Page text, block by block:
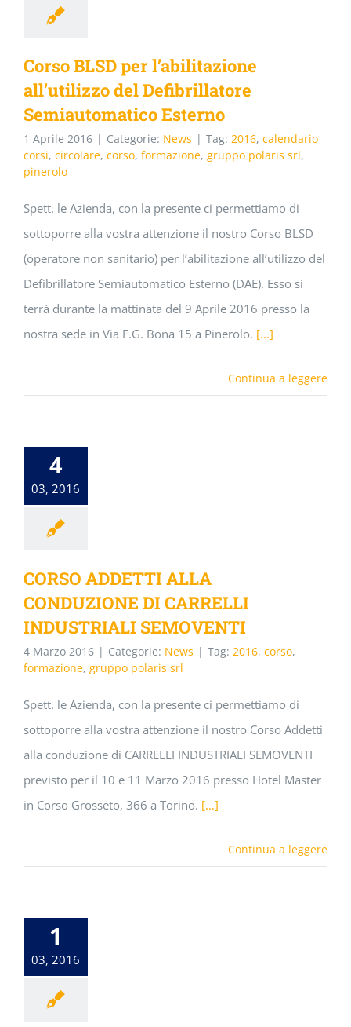
Corso BLSD per l’abilitazione
all’utilizzo del Defibrillatore
Semiautomatico Esterno
1 Aprile 2016 | Categorie: News | Tag: 2016, calendario
corsi, circolare, corso, formazione, gruppo polaris srl,
pinerolo
Spett. le Azienda, con la presente ci permettiamo di
sottoporre alla vostra attenzione il nostro Corso BLSD
(operatore non sanitario) per l’abilitazione all’utilizzo del
Defibrillatore Semiautomatico Esterno (DAE). Esso si
terrà durante la mattinata del 9 Aprile 2016 presso la
nostra sede in Via F.G. Bona 15 a Pinerolo. [...]
Continua a leggere
4
03, 2016
CORSO ADDETTI ALLA
CONDUZIONE DI CARRELLI
INDUSTRIALI SEMOVENTI
4 Marzo 2016 | Categorie: News | Tag: 2016, corso,
formazione, gruppo polaris srl
Spett. le Azienda, con la presente ci permettiamo di
sottoporre alla vostra attenzione il nostro Corso Addetti
alla conduzione di CARRELLI INDUSTRIALI SEMOVENTI
previsto per il 10 e 11 Marzo 2016 presso Hotel Master
in Corso Grosseto, 366 a Torino. […]
Continua a leggere
1
03, 2016